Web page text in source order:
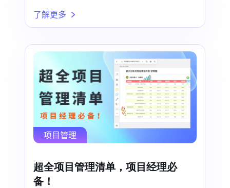
了解更多
项目管理
超全项目管理清单，项目经理必
备！